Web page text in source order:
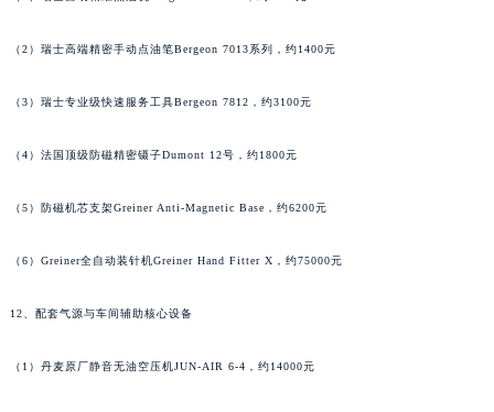
（2）瑞士高端精密手动点油笔Bergeon 7013系列，约1400元
（3）瑞士专业级快速服务工具Bergeon 7812，约3100元
（4）法国顶级防磁精密镊子Dumont 12号，约1800元
（5）防磁机芯支架Greiner Anti-Magnetic Base，约6200元
（6）Greiner全自动装针机Greiner Hand Fitter X，约75000元
12、配套气源与车间辅助核心设备
（1）丹麦原厂静音无油空压机JUN-AIR 6-4，约14000元